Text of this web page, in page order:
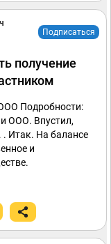
Подписаться
получение
Подробности:
ООО. Впустил,
. Итак. На балансе
и